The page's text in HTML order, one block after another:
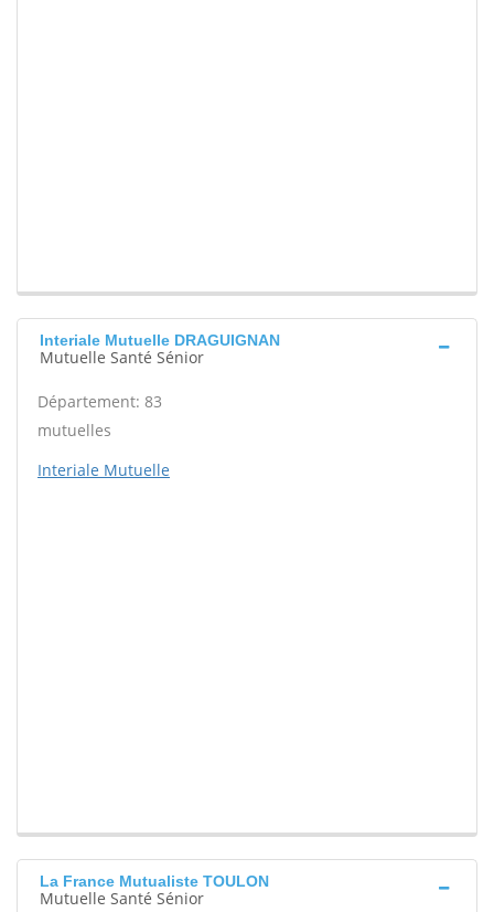
Interiale Mutuelle DRAGUIGNAN
Mutuelle Santé Sénior
Département: 83
mutuelles
Interiale Mutuelle
La France Mutualiste TOULON
Mutuelle Santé Sénior